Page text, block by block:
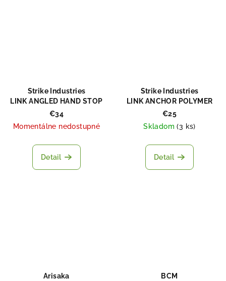
LINK ANGLED HAND STOP
WITH CABLE
KEYMOD / M-LOK
Strike Industries
€34
Momentálne nedostupné
Detail
LINK ANCHOR POLYMER
HAND STOP KEYMOD / M-
Strike Industries
€25
Skladom(3 ks)
Detail
Arisaka BCM